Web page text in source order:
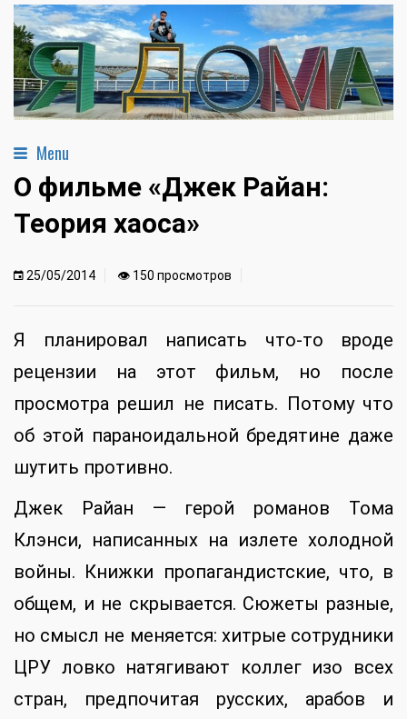
Menu
О фильме «Джек Райан:
Теория хаоса»
25/05/2014 👁 150 просмотров
Я планировал написать что-то вроде
рецензии на этот фильм, но после
просмотра решил не писать. Потому что
об этой параноидальной бредятине даже
шутить противно.
Джек Райан — герой романов Тома
Клэнси, написанных на излете холодной
войны. Книжки пропагандистские, что, в
общем, и не скрывается. Сюжеты разные,
но смысл не меняется: хитрые сотрудники
ЦРУ ловко натягивают коллег изо всех
стран, предпочитая русских, арабов и